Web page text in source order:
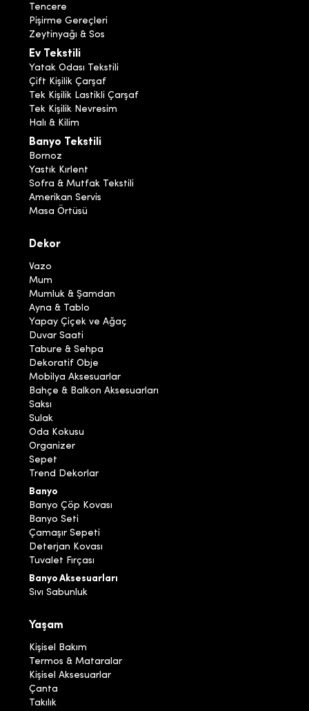
Tencere
Pişirme Gereçleri
Zeytinyağı & Sos
Ev Tekstili
Yatak Odası Tekstili
Çift Kişilik Çarşaf
Tek Kişilik Lastikli Çarşaf
Tek Kişilik Nevresim
Halı & Kilim
Banyo Tekstili
Bornoz
Yastık Kırlent
Sofra & Mutfak Tekstili
Amerikan Servis
Masa Örtüsü
Dekor
Vazo
Mum
Mumluk & Şamdan
Ayna & Tablo
Yapay Çiçek ve Ağaç
Duvar Saati
Tabure & Sehpa
Dekoratif Obje
Mobilya Aksesuarlar
Bahçe & Balkon Aksesuarları
Saksı
Sulak
Oda Kokusu
Organizer
Sepet
Trend Dekorlar
Banyo
Banyo Çöp Kovası
Banyo Seti
Çamaşır Sepeti
Deterjan Kovası
Tuvalet Fırçası
Banyo Aksesuarları
Sıvı Sabunluk
Yaşam
Kişisel Bakım
Termos & Mataralar
Kişisel Aksesuarlar
Çanta
Takılık